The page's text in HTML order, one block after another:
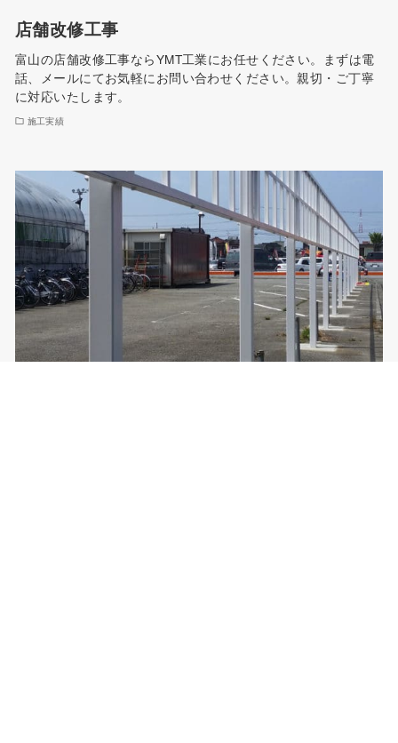
店舗改修工事
富山の店舗改修工事ならYMT工業にお任せください。まずは電
話、メールにてお気軽にお問い合わせください。親切・ご丁寧
に対応いたします。
施工実績